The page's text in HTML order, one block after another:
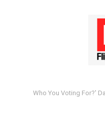
Who You Voting For?'